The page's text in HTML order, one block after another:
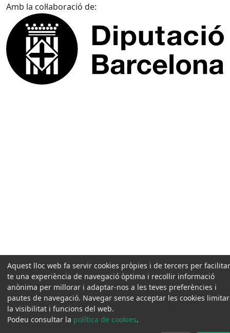
Amb la col·laboració de:
Aquest lloc web fa servir cookies pròpies i de tercers per
te una experiència de navegació òptima i recollir informació
anònima per millorar i adaptar-nos a les teves preferències i
pautes de navegació. Navegar sense acceptar les cookies
la visibilitat i funcions del web.
Podeu consultar la política de cookies.